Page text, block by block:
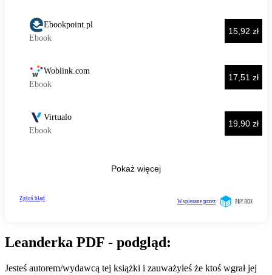
Leanderka PDF - podgląd:
Jesteś autorem/wydawcą tej książki i zauważyłeś że ktoś wgrał jej